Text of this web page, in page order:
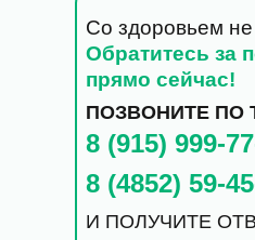
Со здоровьем не
Обратитесь за
прямо сейчас!
ПОЗВОНИТЕ ПО
И ПОЛУЧИТЕ
8 (915) 999-
8 (4852) 59-